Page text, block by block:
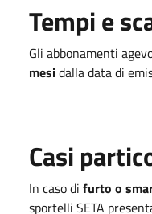
Tempi e
Gli abbonamenti
mesidalla data di
Casi
In caso di furto o
sportelli SETA